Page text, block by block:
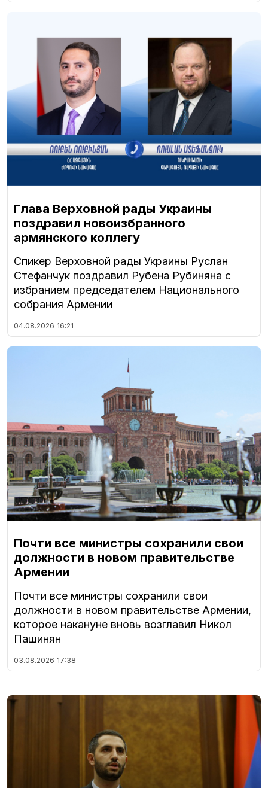
Глава Верховной рады Украины
поздравил новоизбранного
армянского коллегу
Спикер Верховной рады Украины Руслан
Стефанчук поздравил Рубена Рубиняна с
избранием председателем Национального
собрания Армении
04.08.2026 16:21
Почти все министры сохранили свои
должности в новом правительстве
Армении
Почти все министры сохранили свои
должности в новом правительстве Армении,
которое накануне вновь возглавил Никол
Пашинян
03.08.2026 17:38